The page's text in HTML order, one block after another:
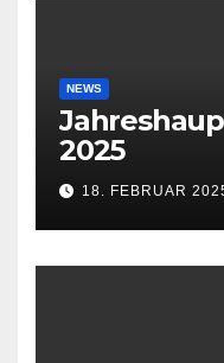
NEWS
2025
18. FEBRUAR